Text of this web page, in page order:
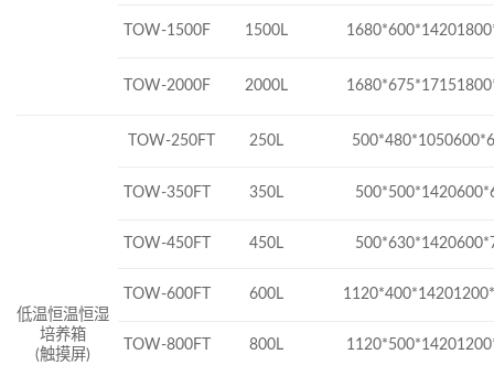
TOW-1500F 1500L
TOW-2000F 2000L
低温恒温恒湿
培养箱
(触摸屏)
TOW-250FT 250L
TOW-350FT 350L
TOW-450FT 450L
TOW-600FT 600L
TOW-800FT 800L